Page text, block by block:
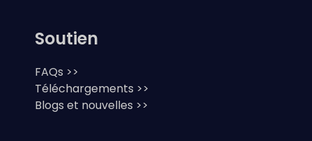
Soutien
FAQs >>
Téléchargements >>
Blogs et nouvelles >>